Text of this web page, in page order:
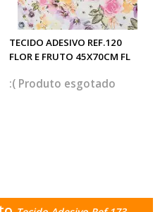
TECIDO ADESIVO REF.120
FLOR E FRUTO 45X70CM FL
esgotado